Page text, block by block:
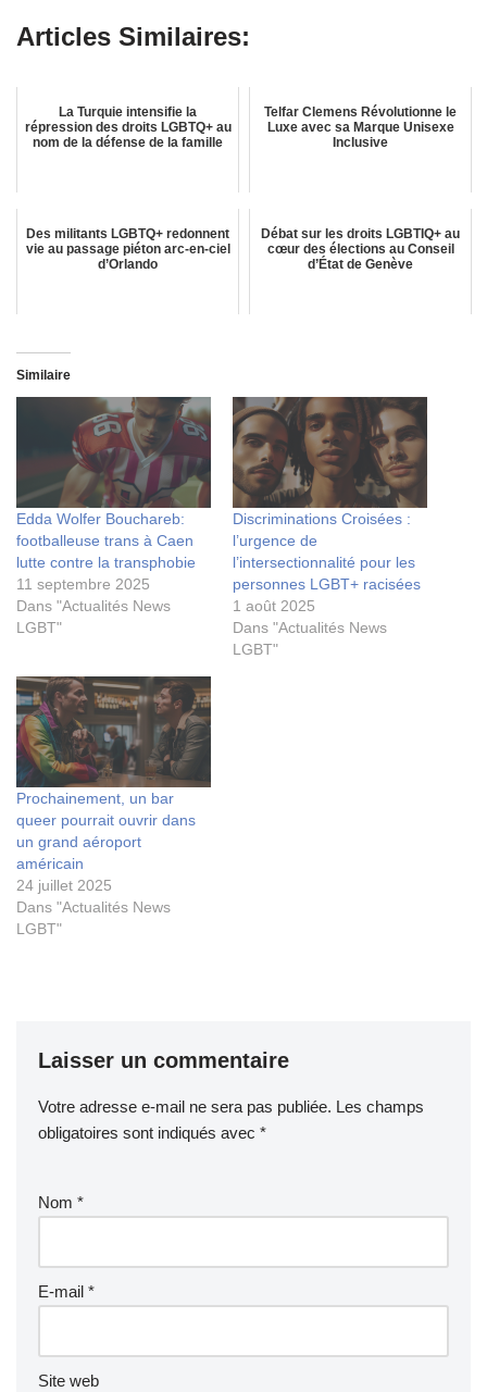
Articles Similaires:
La Turquie intensifie la
répression des droits LGBTQ+ au
nom de la défense de la famille
Telfar Clemens Révolutionne le
Luxe avec sa Marque Unisexe
Inclusive
Des militants LGBTQ+ redonnent
vie au passage piéton arc-en-ciel
d’Orlando
Débat sur les droits LGBTIQ+ au
cœur des élections au Conseil
d’État de Genève
Similaire
Edda Wolfer Bouchareb:
footballeuse trans à Caen
lutte contre la transphobie
11 septembre 2025
Dans "Actualités News
LGBT"
Discriminations Croisées :
l’urgence de
l’intersectionnalité pour les
personnes LGBT+ racisées
1 août 2025
Dans "Actualités News
LGBT"
Prochainement, un bar
queer pourrait ouvrir dans
un grand aéroport
américain
24 juillet 2025
Dans "Actualités News
LGBT"
Laisser un commentaire
Votre adresse e-mail ne sera pas publiée. Les champs
obligatoires sont indiqués avec *
Nom *
E-mail *
Site web